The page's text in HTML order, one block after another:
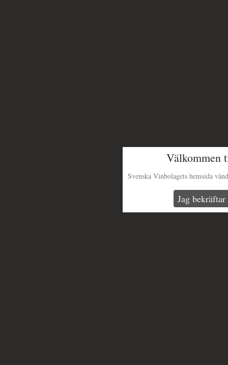
Välkommen
Svenska Vinbolagets hemsida